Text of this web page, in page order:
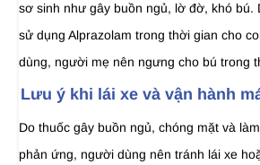
sơ sinh như gây buồn ngủ, lờ đờ, khó bú.
sử dụng Alprazolam trong thời gian cho
dùng, người mẹ nên ngưng cho bú trong
Lưu ý khi lái xe và vận hành
Do thuốc gây buồn ngủ, chóng mặt và
phản ứng, người dùng nên tránh lái xe